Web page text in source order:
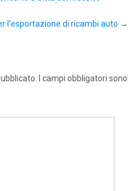
l’esportazione di ricambi auto →
I campi obbligatori sono